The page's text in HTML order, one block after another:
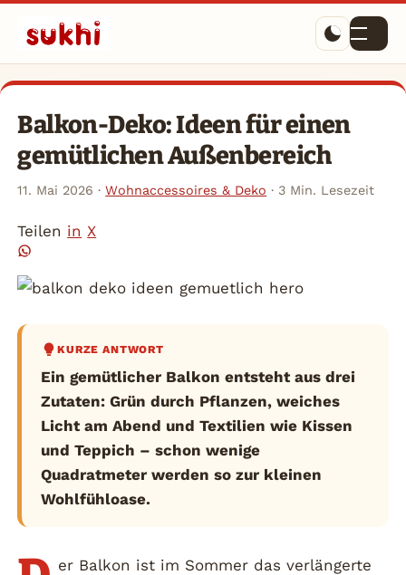
Menü
Balkon-Deko: Ideen für einen
gemütlichen Außenbereich
11. Mai 2026 ·Wohnaccessoires & Deko · 3 Min. Lesezeit
Teilen in X
KURZE ANTWORT
Ein gemütlicher Balkon entsteht aus drei
Zutaten: Grün durch Pflanzen, weiches
Licht am Abend und Textilien wie Kissen
und Teppich – schon wenige
Quadratmeter werden so zur kleinen
Wohlfühloase.
er Balkon ist im Sommer das verlängerte